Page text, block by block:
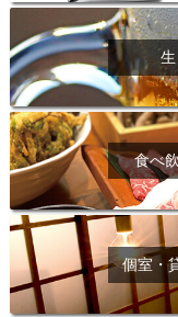
食べ
個室・